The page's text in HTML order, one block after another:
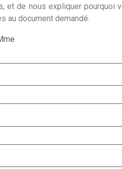
et de nous expliquer pourquoi
au document demandé.